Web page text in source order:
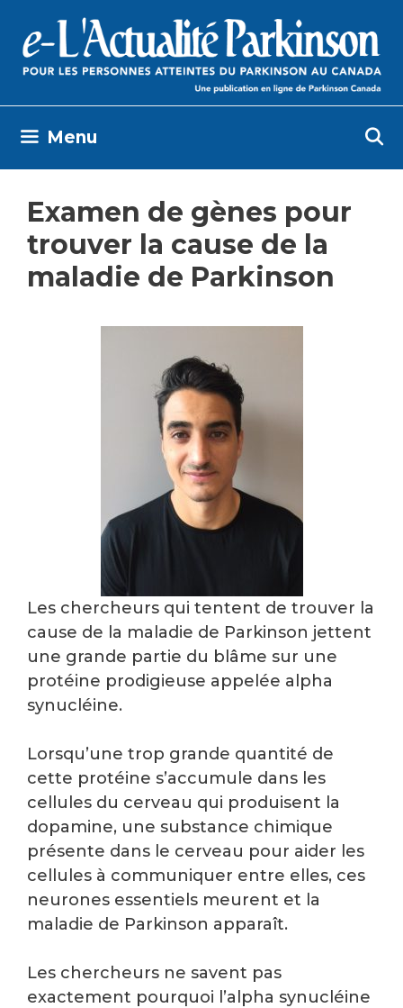
content
Menu
Examen de gènes pour
trouver la cause de la
maladie de Parkinson
Les chercheurs qui tentent de trouver la
cause de la maladie de Parkinson jettent
une grande partie du blâme sur une
protéine prodigieuse appelée alpha
synucléine.
Lorsqu’une trop grande quantité de
cette protéine s’accumule dans les
cellules du cerveau qui produisent la
dopamine, une substance chimique
présente dans le cerveau pour aider les
cellules à communiquer entre elles, ces
neurones essentiels meurent et la
maladie de Parkinson apparaît.
Les chercheurs ne savent pas
exactement pourquoi l’alpha synucléine